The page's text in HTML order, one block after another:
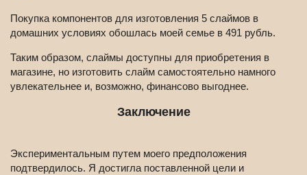
Покупка компонентов для изготовления 5 слаймов в
домашних условиях обошлась моей семье в 491 рубль.
Таким образом, слаймы доступны для приобретения в
магазине, но изготовить слайм самостоятельно намного
увлекательнее и, возможно, финансово выгоднее.
Заключение
Экспериментальным путем моего предположения
подтвердилось. Я достигла поставленной цели и